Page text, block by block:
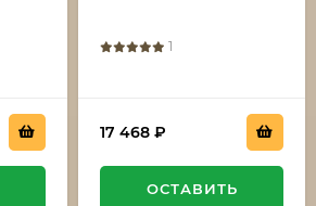
1
17 468 ₽
ОСТАВИТЬ